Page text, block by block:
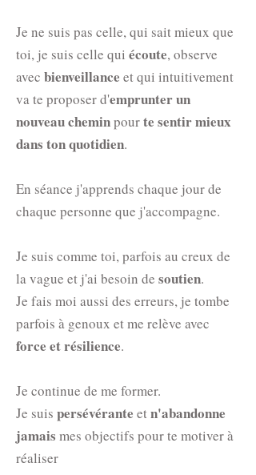
Je ne suis pas celle, qui sait mieux que
toi, je suis celle qui écoute, observe
avec bienveillance et qui intuitivement
va te proposer d'emprunter un
nouveau cheminpourte sentir mieux
dans ton quotidien.
En séance j'apprends chaque jour de
chaque personne que j'accompagne.
Je suis comme toi, parfois au creux de
la vague et j'ai besoin de soutien.
Je fais moi aussi des erreurs, je tombe
parfois à genoux et me relève avec
force et résilience.
Je continue de me former.
Je suis persévérante etn'abandonne
jamais mes objectifs pour te motiver à
réaliser